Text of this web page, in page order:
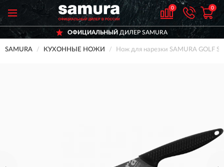
0 0
ОФИЦИАЛЬНЫЙДИЛЕР SAMURA
SAMURA КУХОННЫЕ НОЖИ Нож для нарезки SAMURA GOLF